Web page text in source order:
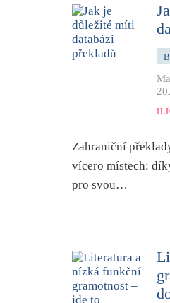
Zahraniční
vícero místech:
pro svou…